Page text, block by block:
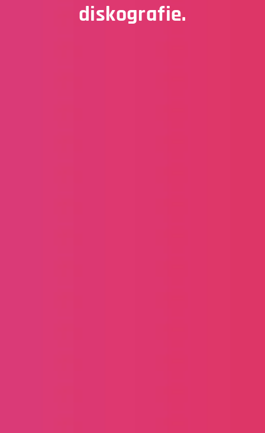
diskografie.